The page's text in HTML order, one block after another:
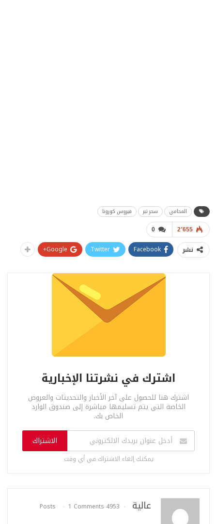
المحامي سحر تبر فيروس كورونا
0 2٬655
نشر Facebook
Twitter
Google+
اشترك في نشرتنا الإخبارية
اشترك هنا للحصول على آخر الأخبار والتحديثات والعروض
الخاصة التي يتم تسليمها مباشرة إلى صندوق الوارد
الخاص بك.
الاشتراك
يمكنك إلغاء الاشتراك في أي وقت
عالية 4953 Posts
1 Comments